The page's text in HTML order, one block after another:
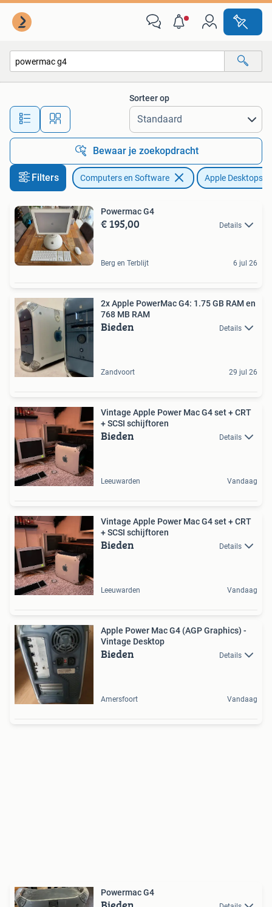
Alle afstanden…
Sorteer op
Bewaar je zoekopdracht
Filters Computers en Software Apple Desktops
Powermac G4
€ 195,00 Details
Berg en Terblijt 6 jul 26
2x Apple PowerMac G4: 1.75 GB RAM en
768 MB RAM
Bieden Details
Zandvoort 29 jul 26
Vintage Apple Power Mac G4 set + CRT
+ SCSI schijftoren
Bieden Details
Leeuwarden Vandaag
Vintage Apple Power Mac G4 set + CRT
+ SCSI schijftoren
Bieden Details
Leeuwarden Vandaag
Apple Power Mac G4 (AGP Graphics) -
Vintage Desktop
Bieden Details
Amersfoort Vandaag
Powermac G4